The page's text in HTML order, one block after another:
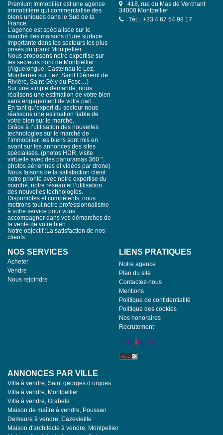
Premium Immobilier est une agence
immobilière qui commercialise des
biens uniques dans le Sud de la
France.
L’agence est spécialisée sur le
marché des maisons d’une surface
importante dans les secteurs les plus
prisés du grand Montpellier.
Nous proposons notre expertise sur
les secteurs nord de Montpellier
(Aiguelongue, Castelnau le Lez,
Montferrier sur Lez, Saint Clément de
Rivière, Saint Gély du Fesc…)
Sur une simple demande, nous
réalisons une estimation de votre bien
sans engagement de votre part.
En tant qu’expert du secteur nous
réalisons une estimation fiable de
votre bien sur le marché.
Grâce à l’utilisation des nouvelles
technologies sur le marché de
l’immobilier, les biens sont mis en
avant sur les annonces des sites
spécialisés. (photos HDR, visite
virtuelle avec des panoramas 360 °,
photos aériennes et vidéos par drone)
Nous faisons de la satisfaction client
notre priorité avec notre expertise du
marché, notre réseau et l’utilisation
des nouvelles technologies.
Disponibles et compétents, nous
mettrons tout notre professionnalisme
à votre service pour vous
accompagner dans vos démarches de
la vente de votre bien.
Notre objectif :La satisfaction de nos
clients
418, rue du Mas de Verchant
34000 Montpellier
Tél. : +33 4 67 54 98 17
NOS SERVICES
Acheter
Vendre
Nous rejoindre
LIENS PRATIQUES
Notre agence
Plan du site
Contactez-nous
Mentions
Politique de confidentialité
Politique des cookies
Nos honoraires
Recrutement
ANNONCES PAR VILLE
Villa à vendre, Saint georges d orques
Villa à vendre, Montpellier
Villa à vendre, Grabels
Maison de maître à vendre, Poussan
Demeure à vendre, Cazevieille
Maison d'architecte à vendre, Montpellier